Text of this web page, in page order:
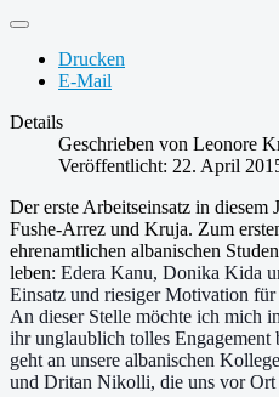
Drucken
E-Mail
Details
Geschrieben von Leonore
Veröffentlicht: 22. April
Der erste Arbeitseinsatz in diesem
Fushe-Arrez und Kruja. Zum
ehrenamtlichen albanischen
leben: Edera Kanu, Donika Kida
Einsatz und riesiger Motivation für
An dieser Stelle möchte ich mich
ihr unglaublich tolles
geht an unsere albanischen
und Dritan Nikolli, die uns vor Ort